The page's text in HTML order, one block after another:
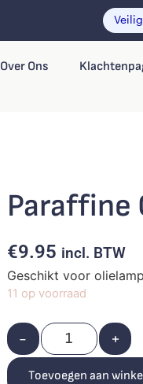
Over Ons
Paraffine
€9.95 incl. BTW
Geschikt voor
11 op voorraad
- +
Toevoegen aan